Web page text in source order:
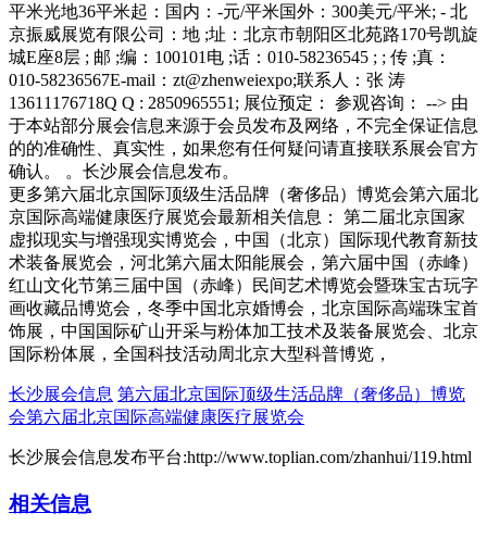
平米光地36平米起：国内：-元/平米国外：300美元/平米; - 北
京振威展览有限公司：地 ;址：北京市朝阳区北苑路170号凯旋
城E座8层 ; 邮 ;编：100101电 ;话：010-58236545 ; ; 传 ;真：
010-58236567E-mail：zt@zhenweiexpo;联系人：张 涛
13611176718Q Q : 2850965551; 展位预定： 参观咨询： --> 由
于本站部分展会信息来源于会员发布及网络，不完全保证信息
的的准确性、真实性，如果您有任何疑问请直接联系展会官方
确认。 。长沙展会信息发布。
更多第六届北京国际顶级生活品牌（奢侈品）博览会第六届北
京国际高端健康医疗展览会最新相关信息： 第二届北京国家
虚拟现实与增强现实博览会，中国（北京）国际现代教育新技
术装备展览会，河北第六届太阳能展会，第六届中国（赤峰）
红山文化节第三届中国（赤峰）民间艺术博览会暨珠宝古玩字
画收藏品博览会，冬季中国北京婚博会，北京国际高端珠宝首
饰展，中国国际矿山开采与粉体加工技术及装备展览会、北京
国际粉体展，全国科技活动周北京大型科普博览，
长沙展会信息 第六届北京国际顶级生活品牌（奢侈品）博览
会第六届北京国际高端健康医疗展览会
长沙展会信息发布平台:http://www.toplian.com/zhanhui/119.html
相关信息